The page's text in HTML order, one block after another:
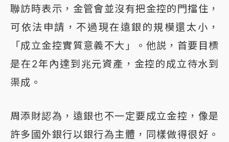
聯訪時表示，金管會並沒有把金控的門擋住，
可依法申請，不過現在遠銀的規模還太小，
「成立金控實質意義不大」。他説，首要目標
是在2年內達到兆元資產，金控的成立待水到
渠成。
周添財認為，遠銀也不一定要成立金控，像是
許多國外銀行以銀行為主體，同樣做得很好。